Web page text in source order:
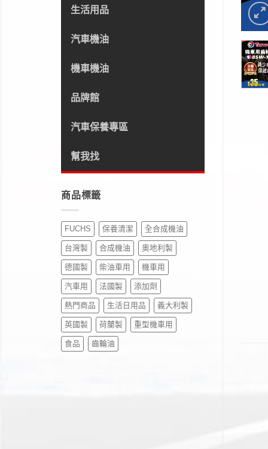
生活用品
汽車機油
機車機油
品牌館
汽車保養專區
幫我找
商品標籤
FUCHS 保養清潔 全合成機油
台灣製 合成機油 奧地利製
德國製 柴油車用 機車用
汽車用 法國製 添加劑
熱門商品 生活日用品 義大利製
英國製 荷蘭製 重型機車用
食品 齒輪油